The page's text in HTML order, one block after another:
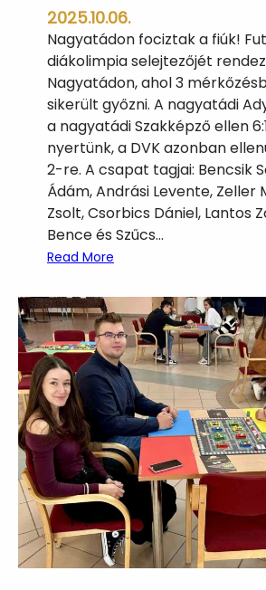
p
j
a
2025.10.06.
Nagyatádon fociztak a fiúk!
diákolimpia selejtezőjét
Nagyatádon, ahol 3
sikerült győzni. A nagyatádi
a nagyatádi Szakképző ellen
nyertünk, a DVK azonban
2-re. A csapat tagjai: Bencsik
Ádám, Andrási Levente, Zeller
Zsolt, Csorbics Dániel, Lantos
Bence és Szűcs…
Read More
u
t
s
a
l
d
á
o
l
i
m